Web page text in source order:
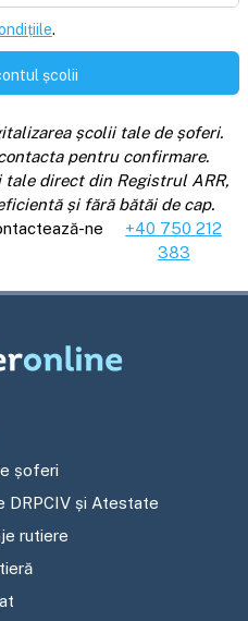
.
școlii
școlii tale de șoferi.
pentru confirmare.
direct din Registrul ARR,
și fără bătăi de cap.
ne
+40 750 212
383
șoferi
DRPCIV și Atestate
rutiere